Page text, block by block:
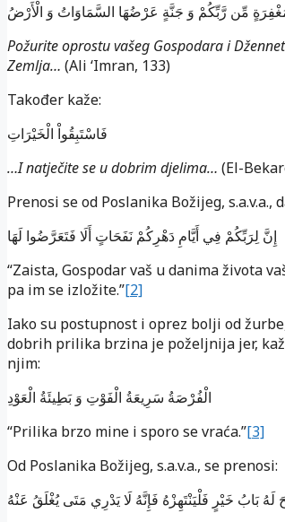
Požurite oprostu vašeg Gospodara i
Zemlja… (Ali ‘Imran, 133)
Također kaže:
فَاسْتَبِقُواْ الْخَيْرَاتِ
…I natječite se u dobrim djelima… (El-
Prenosi se od Poslanika Božijeg, s.a.v.a.,
إِنَّ لِرَبِّكُمْ فِي أَيَّامِ دَهْرِكُمْ نَفَحَاتٍ أَلَا فَتَعَرَّضُوا لَهَا
“Zaista, Gospodar vaš u danima života
pa im se izložite.”[2]
Iako su postupnost i oprez bolji od
dobrih prilika brzina je poželjnija jer,
njim:
الْفُرْصَةُ سَرِيعَةُ الْفَوْتِ وَ بَطِيئَةُ الْعَوْدِ
“Prilika brzo mine i sporo se vraća.”[3]
Od Poslanika Božijeg, s.a.v.a., se prenosi:
لَهُ بَابُ خَيْرٍ فَلْيَنْتَهِزْهُ فَإِنَّهُ لَا يَدْرِي مَتَى يُغْلَقُ عَنْهُ